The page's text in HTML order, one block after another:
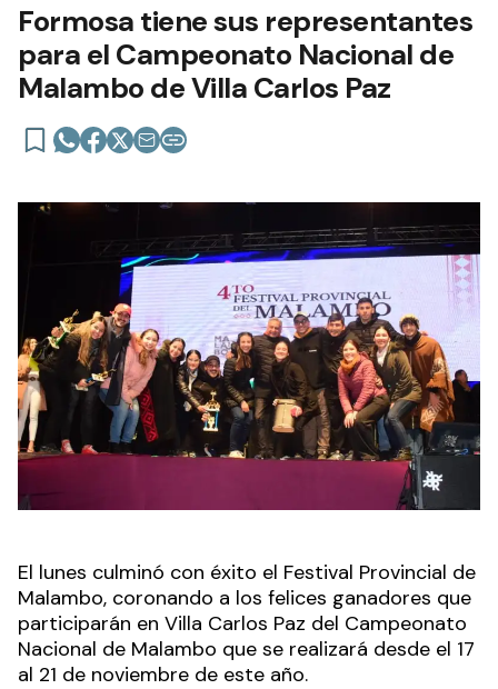
Formosa tiene sus representantes
para el Campeonato Nacional de
Malambo de Villa Carlos Paz
El lunes culminó con éxito el Festival Provincial de
Malambo, coronando a los felices ganadores que
participarán en Villa Carlos Paz del Campeonato
Nacional de Malambo que se realizará desde el 17
al 21 de noviembre de este año.